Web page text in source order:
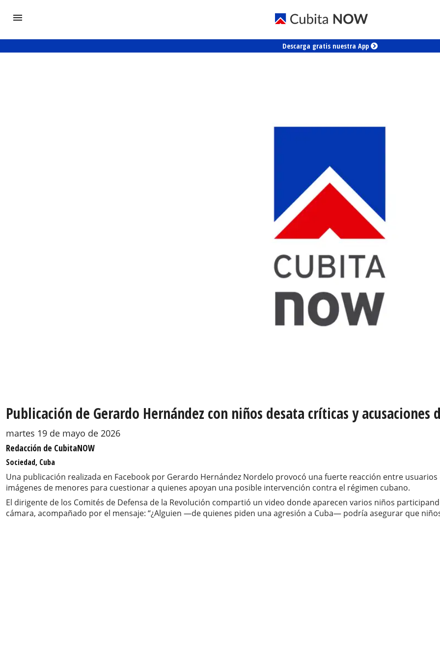
Descarga gratis nuestra App
Publicación de Gerardo Hernández con niños desata críticas y
martes 19 de mayo de 2026
Redacción de CubitaNOW
Sociedad, Cuba
Una publicación realizada en Facebook por Gerardo Hernández Nordelo provocó una fuerte reacción entre
imágenes de menores para cuestionar a quienes apoyan una posible intervención contra el régimen cubano.
El dirigente de los Comités de Defensa de la Revolución compartió un video donde aparecen varios niños
cámara, acompañado por el mensaje: “¿Alguien —de quienes piden una agresión a Cuba— podría asegurar que